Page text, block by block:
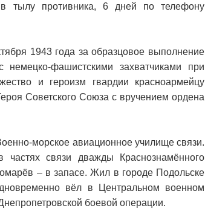
в тылу противника, 6 дней по телефону
1943 года за образцовое выполнение
фашистскими захватчиками при
и героизм гвардии красноармейцу
Советского Союза с вручением ордена
морское авиационное училище связи.
связи дважды Краснознамённого
– в запасе. Жил в городе Подольске
вёл в Центральном военном
боевой операции.